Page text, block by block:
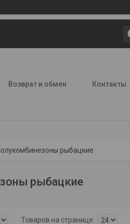
Возврат и обмен Контакты
рыбацкие
рыбацкие